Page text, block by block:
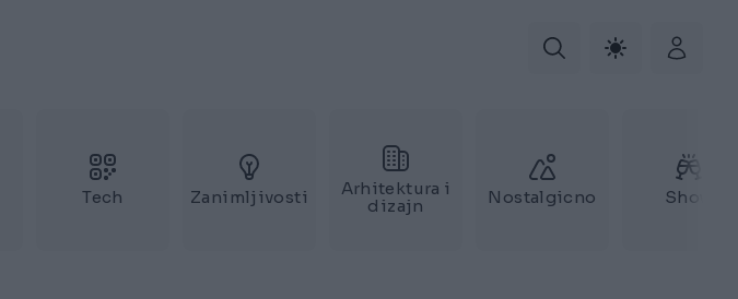
Tech Zanimljivosti
Arhitektura i
dizajn
Nostalgicno Show